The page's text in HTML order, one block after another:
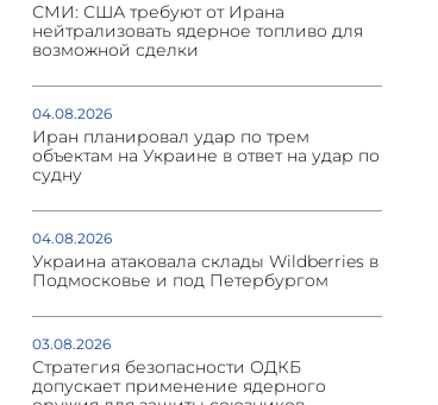
СМИ: США требуют от Ирана
нейтрализовать ядерное топливо для
возможной сделки
04.08.2026
Иран планировал удар по трем
объектам на Украине в ответ на удар по
судну
04.08.2026
Украина атаковала склады Wildberries в
Подмосковье и под Петербургом
03.08.2026
Стратегия безопасности ОДКБ
допускает применение ядерного